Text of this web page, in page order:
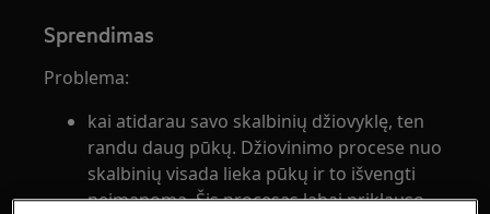
Sprendimas
Problema:
kai atidarau savo skalbinių džiovyklę, ten
randu daug pūkų. Džiovinimo procese nuo
skalbinių visada lieka pūkų ir to išvengti
neįmanoma. Šis procesas labai priklauso